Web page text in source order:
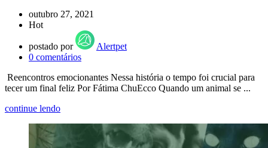
outubro 27, 2021
Hot
postado por
Alertpet
0 comentários
Reencontros emocionantes Nessa história o tempo foi crucial para
tecer um final feliz Por Fátima ChuEcco Quando um animal se ...
continue lendo